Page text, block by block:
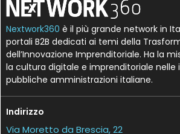
Nextwork360 è il più grande network in
portali B2B dedicati ai temi della
dell’Innovazione Imprenditoriale. Ha la
la cultura digitale e imprenditoriale nelle
pubbliche amministrazioni italiane.
Indirizzo
Via Moretto da Brescia, 22